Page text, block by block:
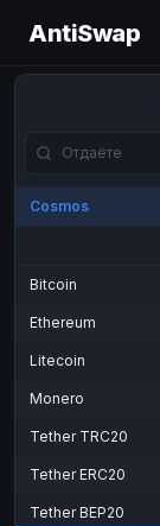
AntiSwap
Cosmos
Bitcoin
Ethereum
Litecoin
Monero
Tether TRC20
Tether ERC20
Tether BEP20